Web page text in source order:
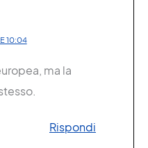
10:04
ma la
Rispondi